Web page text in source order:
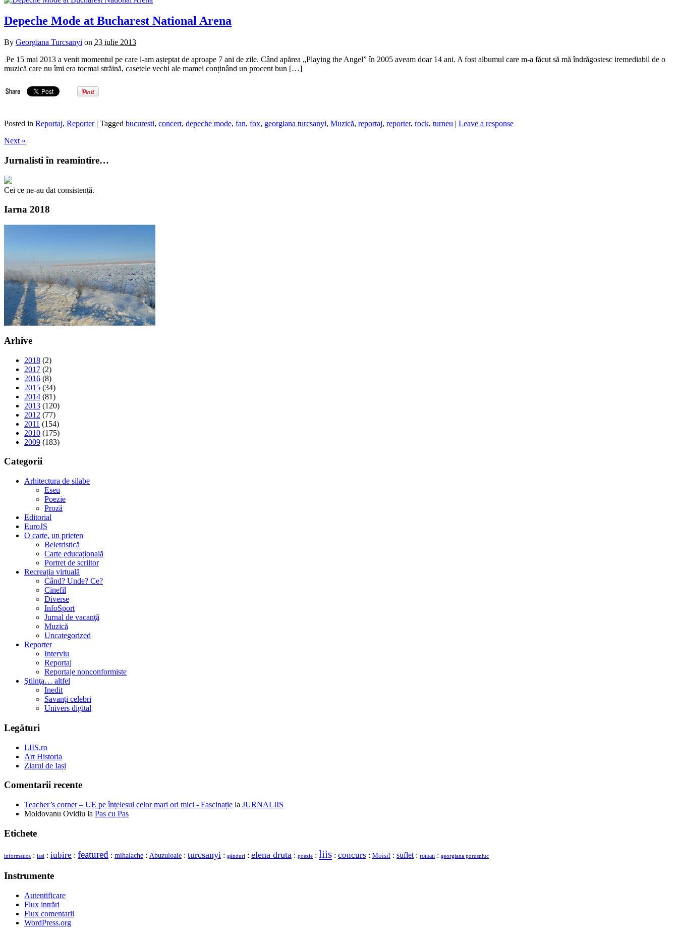
Depeche Mode at Bucharest National Arena
By Georgiana Turcsanyi on 23 iulie 2013
Pe 15 mai 2013 a venit momentul pe care l-am așteptat de aproape 7 ani de zile. Când apărea „Playing the Angel” în 2005 aveam doar 14 ani. A fost albumul care m-a făcut să mă îndrăgostesc iremediabil de o
muzică care nu îmi era tocmai străină, casetele vechi ale mamei conținând un procent bun […]
Posted in Reportaj, Reporter | Tagged bucuresti, concert, depeche mode, fan, fox, georgiana turcsanyi, Muzică, reportaj, reporter, rock, turneu | Leave a response
Next »
Jurnalisti în reamintire…
Cei ce ne-au dat consistență.
Iarna 2018
Arhive
2018 (2)
2017 (2)
2016 (8)
2015 (34)
2014 (81)
2013 (120)
2012 (77)
2011 (154)
2010 (175)
2009 (183)
Categorii
Arhitectura de silabe
Eseu
Poezie
Proză
Editorial
EuroJS
O carte, un prieten
Beletristică
Carte educațională
Portret de scriitor
Recreația virtuală
Când? Unde? Ce?
Cinefil
Diverse
InfoSport
Jurnal de vacanţă
Muzică
Uncategorized
Reporter
Interviu
Reportaj
Reportaje nonconformiste
Ştiinţa… altfel
Inedit
Savanți celebri
Univers digital
Legături
LIIS.ro
Art Historia
Ziarul de Iași
Comentarii recente
Teacher’s corner – UE pe înțelesul celor mari ori mici - Fascinație la JURNALIIS
Moldovanu Ovidiu la Pas cu Pas
Etichete
informatica : iasi : iubire : featured : mihalache : Abuzuloaie : turcsanyi : gânduri : elena druta : poezie : liis : concurs : Moisil : suflet : roman : georgiana porusniuc
Instrumente
Autentificare
Flux intrări
Flux comentarii
WordPress.org